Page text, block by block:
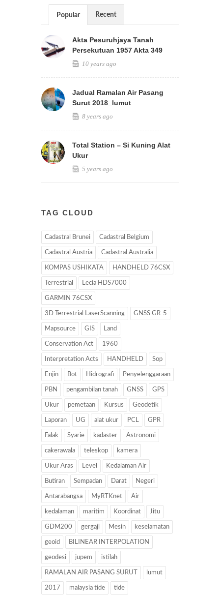
Popular Recent
Akta Pesuruhjaya Tanah
Persekutuan 1957 Akta 349
10 years ago
Jadual Ramalan Air Pasang
Surut 2018_lumut
8 years ago
Total Station – Si Kuning Alat
Ukur
5 years ago
TAG CLOUD
Cadastral Brunei Cadastral Belgium
Cadastral Austria Cadastral Australia
KOMPAS USHIKATA HANDHELD 76CSX
Terrestrial Lecia HDS7000
GARMIN 76CSX
3D Terrestrial LaserScanning GNSS GR-5
Mapsource GIS Land
Conservation Act 1960
Interpretation Acts HANDHELD Sop
Enjin Bot Hidrografi Penyelenggaraan
PBN pengambilan tanah GNSS GPS
Ukur pemetaan Kursus Geodetik
Laporan UG alat ukur PCL GPR
Falak Syarie kadaster Astronomi
cakerawala teleskop kamera
Ukur Aras Level Kedalaman Air
Butiran Sempadan Darat Negeri
Antarabangsa MyRTKnet Air
kedalaman maritim Koordinat Jitu
GDM200 gergaji Mesin keselamatan
geoid BILINEAR INTERPOLATION
geodesi jupem istilah
RAMALAN AIR PASANG SURUT lumut
2017 malaysia tide tide